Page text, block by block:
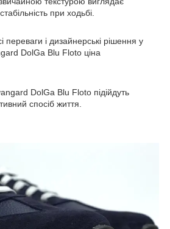
при ходьбі.
переваги і дизайнерські рішення у
DolGa Blu Floto ціна
DolGa Blu Floto підійдуть
спосіб життя.